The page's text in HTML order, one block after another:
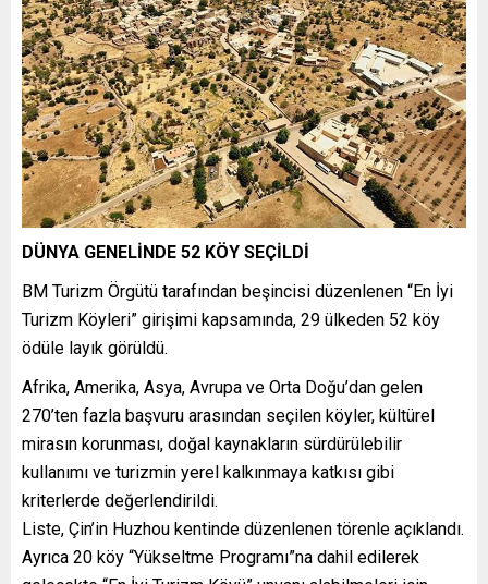
DÜNYA GENELİNDE 52 KÖY SEÇİLDİ
BM Turizm Örgütü tarafından beşincisi düzenlenen “En İyi
Turizm Köyleri” girişimi kapsamında, 29 ülkeden 52 köy
ödüle layık görüldü.
Afrika, Amerika, Asya, Avrupa ve Orta Doğu’dan gelen
270’ten fazla başvuru arasından seçilen köyler, kültürel
mirasın korunması, doğal kaynakların sürdürülebilir
kullanımı ve turizmin yerel kalkınmaya katkısı gibi
kriterlerde değerlendirildi.
Liste, Çin’in Huzhou kentinde düzenlenen törenle açıklandı.
Ayrıca 20 köy “Yükseltme Programı”na dahil edilerek